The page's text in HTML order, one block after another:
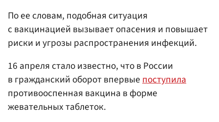
По ее словам, подобная ситуация
с вакцинацией вызывает опасения и повышает
риски и угрозы распространения инфекций.
16 апреля стало известно, что в России
в гражданский оборот впервыепоступила
противооспенная вакцина в форме
жевательных таблеток.